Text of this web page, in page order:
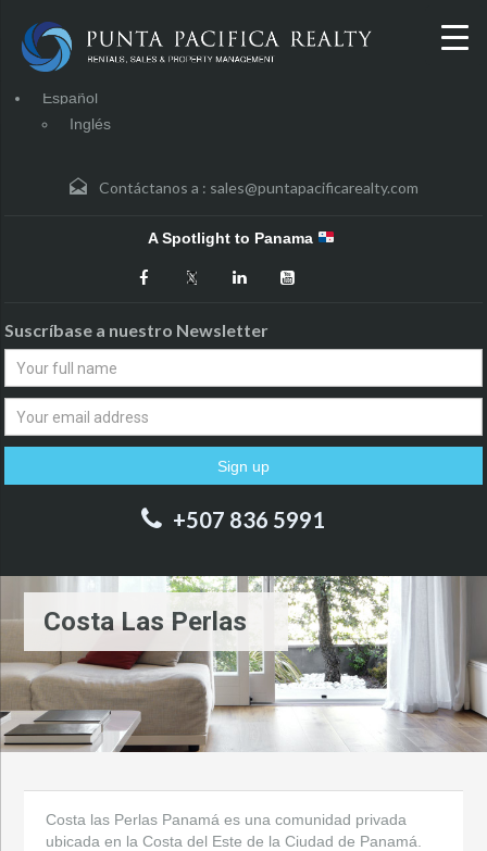
Español
Inglés
Contáctanos a : sales@puntapacificarealty.com
A Spotlight to Panama
Suscríbase a nuestro Newsletter
+507 836 5991
Costa Las Perlas
Costa las Perlas Panamá es una comunidad privada
ubicada en la Costa del Este de la Ciudad de Panamá.